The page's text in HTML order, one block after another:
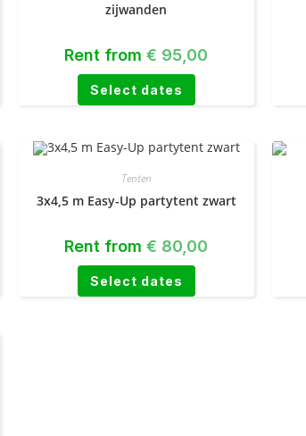
zijwanden
Rent from € 95,00
Select dates
Tenten
3x4,5 m Easy-Up partytent zwart
Rent from € 80,00
Select dates